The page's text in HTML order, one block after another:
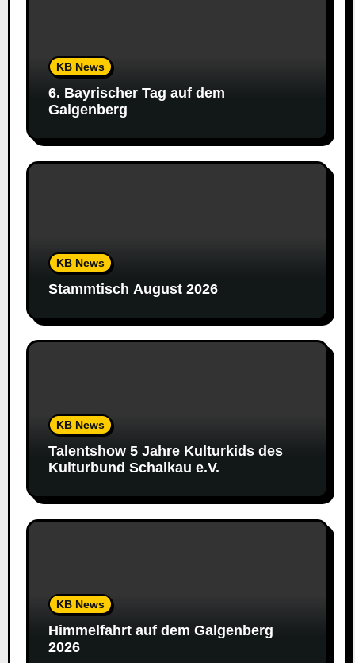
KB News
6. Bayrischer Tag auf dem
Galgenberg
KB News
Stammtisch August 2026
KB News
Talentshow 5 Jahre Kulturkids des
Kulturbund Schalkau e.V.
KB News
Himmelfahrt auf dem Galgenberg
2026